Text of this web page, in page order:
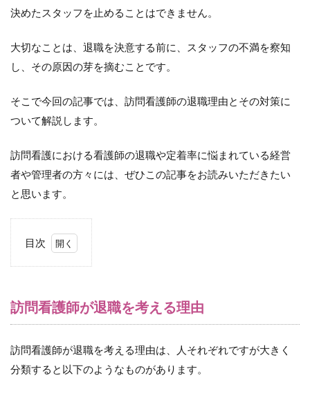
決めたスタッフを止めることはできません。
大切なことは、退職を決意する前に、スタッフの不満を察知
し、その原因の芽を摘むことです。
そこで今回の記事では、訪問看護師の退職理由とその対策に
ついて解説します。
訪問看護における看護師の退職や定着率に悩まれている経営
者や管理者の方々には、ぜひこの記事をお読みいただきたい
と思います。
目次
看
護
師
退
職
訪問看護師が退職を考える理由
訪問看護師が退職を考える理由は、人それぞれですが大きく
分類すると以下のようなものがあります。